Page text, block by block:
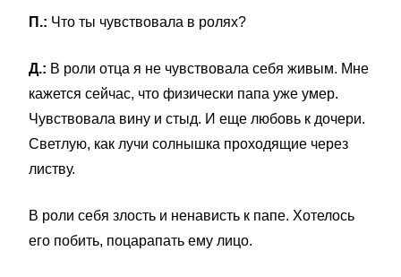
П.: Что ты чувствовала в ролях?
Д.: В роли отца я не чувствовала себя живым. Мне
кажется сейчас, что физически папа уже умер.
Чувствовала вину и стыд. И еще любовь к дочери.
Светлую, как лучи солнышка проходящие через
листву.
В роли себя злость и ненависть к папе. Хотелось
его побить, поцарапать ему лицо.